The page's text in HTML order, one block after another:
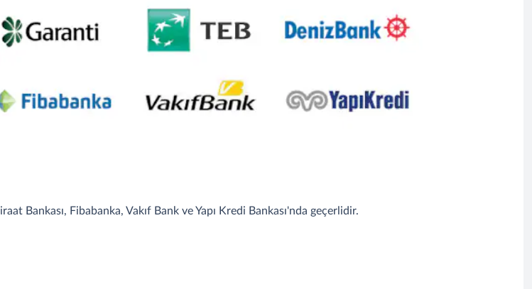
Bankası, Fibabanka, Vakıf Bank ve Yapı Kredi Bankası'nda geçerlidir.